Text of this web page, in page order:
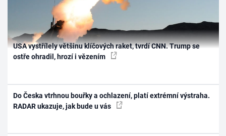
USA vystřílely většinu klíčových raket, tvrdí CNN. Trump se
ostře ohradil, hrozí i vězením
Do Česka vtrhnou bouřky a ochlazení, platí extrémní výstraha.
RADAR ukazuje, jak bude u vás